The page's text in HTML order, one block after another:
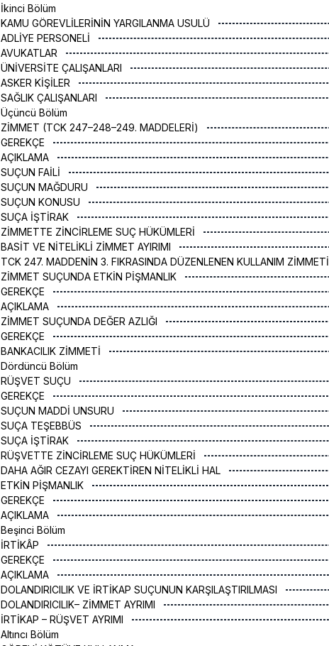
İkinci Bölüm
KAMU GÖREVLİLERİNİN YARGILANMA USULÜ
ADLİYE PERSONELİ
AVUKATLAR
ÜNİVERSİTE ÇALIŞANLARI
ASKER KİŞİLER
SAĞLIK ÇALIŞANLARI
Üçüncü Bölüm
ZİMMET (TCK 247–248–249. MADDELERİ)
GEREKÇE
AÇIKLAMA
SUÇUN FAİLİ
SUÇUN MAĞDURU
SUÇUN KONUSU
SUÇA İŞTİRAK
ZİMMETTE ZİNCİRLEME SUÇ HÜKÜMLERİ
BASİT VE NİTELİKLİ ZİMMET AYIRIMI
TCK 247. MADDENİN 3. FIKRASINDA DÜZENLENEN KULLANIM ZİMMETİ
ZİMMET SUÇUNDA ETKİN PİŞMANLIK
GEREKÇE
AÇIKLAMA
ZİMMET SUÇUNDA DEĞER AZLIĞI
GEREKÇE
BANKACILIK ZİMMETİ
Dördüncü Bölüm
RÜŞVET SUÇU
GEREKÇE
SUÇUN MADDİ UNSURU
SUÇA TEŞEBBÜS
SUÇA İŞTİRAK
RÜŞVETTE ZİNCİRLEME SUÇ HÜKÜMLERİ
DAHA AĞIR CEZAYI GEREKTİREN NİTELİKLİ HAL
ETKİN PİŞMANLIK
GEREKÇE
AÇIKLAMA
Beşinci Bölüm
İRTİKÂP
GEREKÇE
AÇIKLAMA
DOLANDIRICILIK VE İRTİKAP SUÇUNUN KARŞILAŞTIRILMASI
DOLANDIRICILIK– ZİMMET AYRIMI
İRTİKAP – RÜŞVET AYRIMI
Altıncı Bölüm